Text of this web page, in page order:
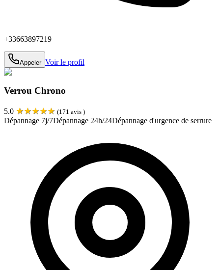
+33663897219
Appeler Voir le profil
Verrou Chrono
5.0 ★★★★★ (171 avis )
Dépannage 7j/7Dépannage 24h/24Dépannage d'urgence de serrure